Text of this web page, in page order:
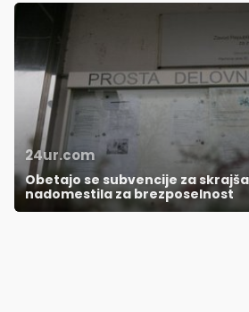
24ur.com
Obetajo se subvencije za
nadomestila za brezposelnost